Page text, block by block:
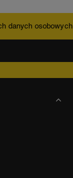
danych